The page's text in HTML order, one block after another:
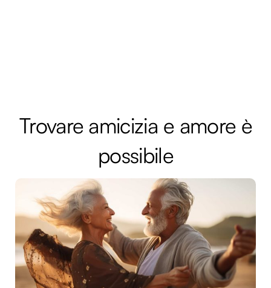
Trovare amicizia e amore è
possibile